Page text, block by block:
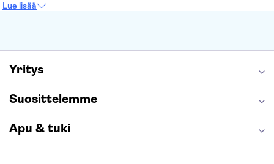
Keukenhof
Lue lisää
Yritys
Suosittelemme
Apu & tuki